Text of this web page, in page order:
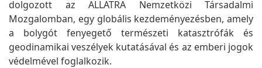
dolgozott az ALLATRA Nemzetközi Társadalmi
Mozgalomban, egy globális kezdeményezésben, amely
a bolygót fenyegető természeti katasztrófák és
geodinamikai veszélyek kutatásával és az emberi jogok
védelmével foglalkozik.